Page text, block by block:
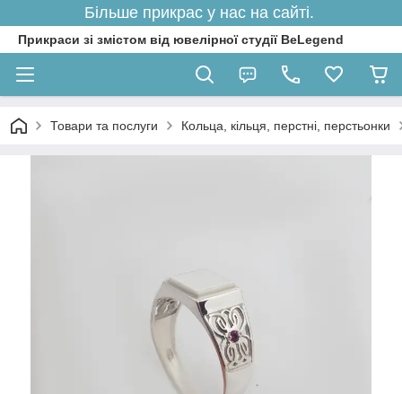
Більше прикрас у нас на сайті.
Прикраси зі змістом від ювелірної студії BeLegend
Товари та послуги Кольца, кільця, перстні, перстьонки